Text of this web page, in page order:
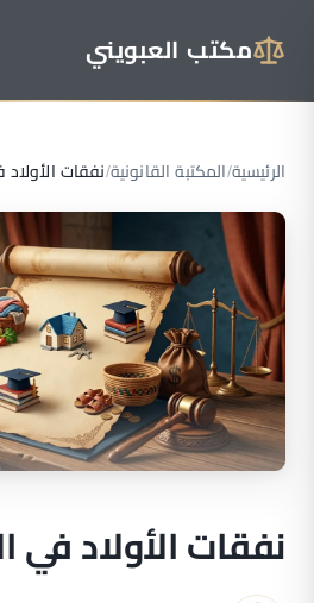
مكتب العبويني
الرئيسية/المكتبة القانونية/نفقات الأولاد
نفقات الأولاد في